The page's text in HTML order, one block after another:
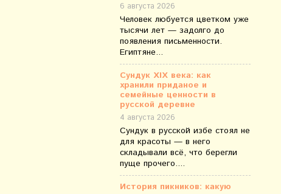
6 августа 2026
Человек любуется цветком уже
тысячи лет — задолго до
появления письменности.
Египтяне...
Сундук XIX века: как
хранили приданое и
семейные ценности в
русской деревне
4 августа 2026
Сундук в русской избе стоял не
для красоты — в него
складывали всё, что берегли
пуще прочего....
История пикников: какую